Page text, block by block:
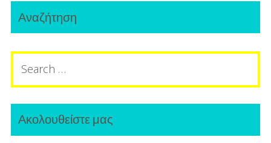
navigation
Primary
Sidebar
Αναζήτηση
Search
for:
Ακολουθείστε μας